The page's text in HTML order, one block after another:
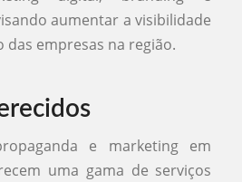
aumentar a visibilidade
empresas na região.
e marketing em
uma gama de serviços